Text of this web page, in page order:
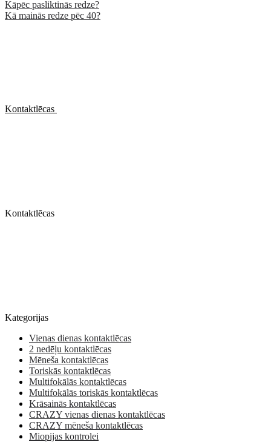
Kāpēc pasliktinās redze?
Kā mainās redze pēc 40?
Kontaktlēcas
Kontaktlēcas
Kategorijas
Vienas dienas kontaktlēcas
2 nedēļu kontaktlēcas
Mēneša kontaktlēcas
Toriskās kontaktlēcas
Multifokālās kontaktlēcas
Multifokālās toriskās kontaktlēcas
Krāsainās kontaktlēcas
CRAZY vienas dienas kontaktlēcas
CRAZY mēneša kontaktlēcas
Miopijas kontrolei